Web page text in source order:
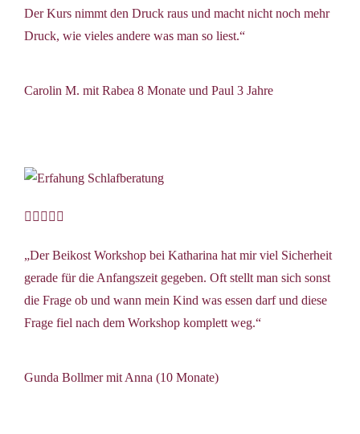
Der Kurs nimmt den Druck raus und macht nicht noch mehr
Druck, wie vieles andere was man so liest.“
Carolin M. mit Rabea 8 Monate und Paul 3 Jahre
    
„Der Beikost Workshop bei Katharina hat mir viel Sicherheit
gerade für die Anfangszeit gegeben. Oft stellt man sich sonst
die Frage ob und wann mein Kind was essen darf und diese
Frage fiel nach dem Workshop komplett weg.“
Gunda Bollmer mit Anna (10 Monate)